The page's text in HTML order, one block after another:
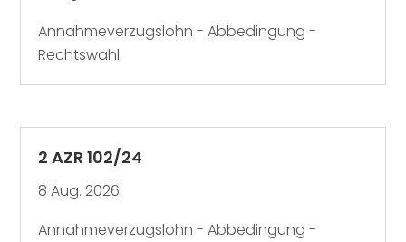
Annahmeverzugslohn - Abbedingung -
Rechtswahl
2 AZR 102/24
8 Aug. 2026
Annahmeverzugslohn - Abbedingung -